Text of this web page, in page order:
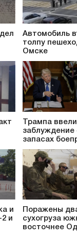
Автомобиль
толпу
Омске
Трампа
заблуждение
запасах
и
и
Поражены
сухогруза
восточнее